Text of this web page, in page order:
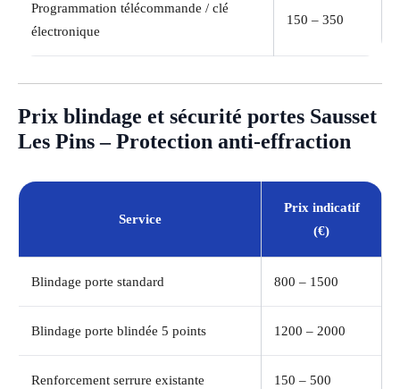
Programmation télécommande / clé
électronique
150 – 350
Prix blindage et sécurité portes Sausset
Les Pins – Protection anti-effraction
Service
Prix indicatif
(€)
Blindage porte standard 800 – 1500
Blindage porte blindée 5 points 1200 – 2000
Renforcement serrure existante 150 – 500